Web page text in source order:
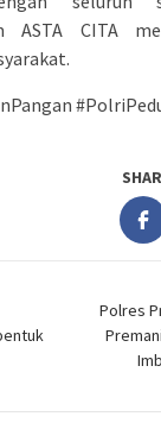
ASTA CITA
Polres